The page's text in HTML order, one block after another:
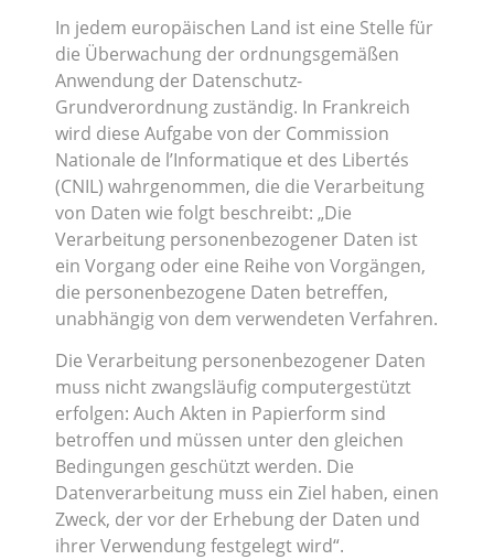
In jedem europäischen Land ist eine Stelle für
die Überwachung der ordnungsgemäßen
Anwendung der Datenschutz-
Grundverordnung zuständig. In Frankreich
wird diese Aufgabe von der Commission
Nationale de l’Informatique et des Libertés
(CNIL) wahrgenommen, die die Verarbeitung
von Daten wie folgt beschreibt: „Die
Verarbeitung personenbezogener Daten ist
ein Vorgang oder eine Reihe von Vorgängen,
die personenbezogene Daten betreffen,
unabhängig von dem verwendeten Verfahren.
Die Verarbeitung personenbezogener Daten
muss nicht zwangsläufig computergestützt
erfolgen: Auch Akten in Papierform sind
betroffen und müssen unter den gleichen
Bedingungen geschützt werden. Die
Datenverarbeitung muss ein Ziel haben, einen
Zweck, der vor der Erhebung der Daten und
ihrer Verwendung festgelegt wird“.